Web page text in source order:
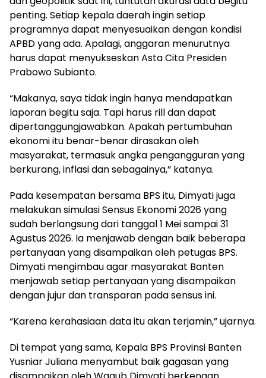
penting. Setiap kepala daerah ingin setiap
programnya dapat menyesuaikan dengan kondisi
APBD yang ada. Apalagi, anggaran menurutnya
harus dapat menyukseskan Asta Cita Presiden
Prabowo Subianto.
“Makanya, saya tidak ingin hanya mendapatkan
laporan begitu saja. Tapi harus rill dan dapat
dipertanggungjawabkan. Apakah pertumbuhan
ekonomi itu benar-benar dirasakan oleh
masyarakat, termasuk angka pengangguran yang
berkurang, inflasi dan sebagainya,” katanya.
Pada kesempatan bersama BPS itu, Dimyati juga
melakukan simulasi Sensus Ekonomi 2026 yang
sudah berlangsung dari tanggal 1 Mei sampai 31
Agustus 2026. Ia menjawab dengan baik beberapa
pertanyaan yang disampaikan oleh petugas BPS.
Dimyati mengimbau agar masyarakat Banten
menjawab setiap pertanyaan yang disampaikan
dengan jujur dan transparan pada sensus ini.
“Karena kerahasiaan data itu akan terjamin,” ujarnya.
Di tempat yang sama, Kepala BPS Provinsi Banten
Yusniar Juliana menyambut baik gagasan yang